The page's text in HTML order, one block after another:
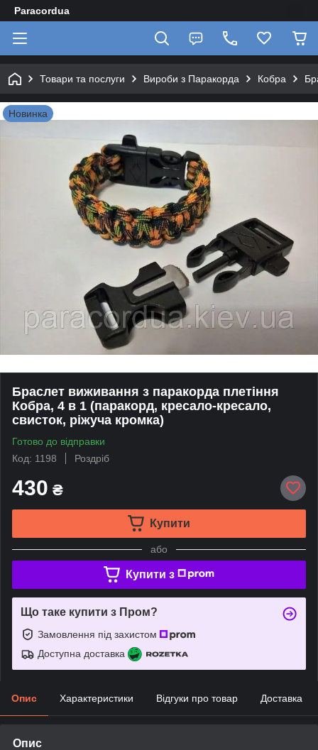
Paracordua
Товари та послуги Вироби з Паракорда Кобра
Новинка
Браслет виживання з паракорда плетіння
Кобра, 4 в 1 (паракорд, кресало-кресало,
свисток, ріжуча кромка)
Готово до відправки
Код: 1198
Роздріб
430 ₴
Купити
або
Купити з
Що таке купити з Пром?
Замовлення під захистом
Доступна доставка
Опис Характеристики Відгуки про товар Доставка
Опис